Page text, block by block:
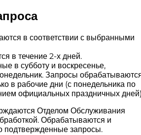
в соответствии с выбранными
в течение 2-х дней.
в субботу и воскресенье,
Запросы
в рабочие дни (с понедельника по
официальных праздничных
Отделом Обслуживания
Обрабатываются и
подтвержденные запросы.